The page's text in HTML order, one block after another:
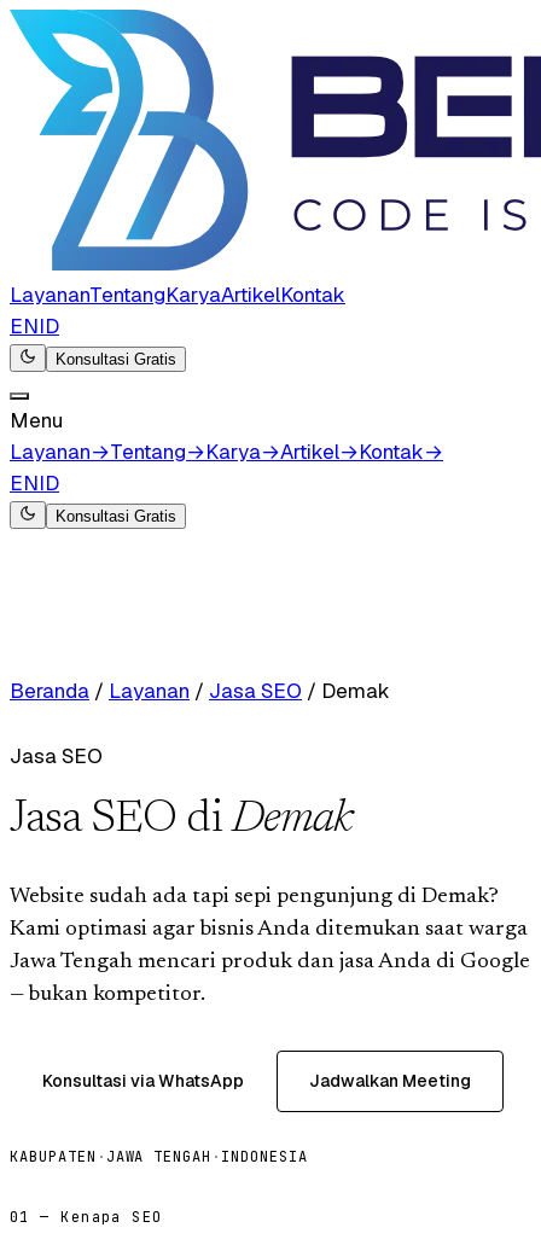
LayananTentangKaryaArtikelKontak
ENID
Konsultasi Gratis
Menu
Layanan→Tentang→Karya→Artikel→Kontak→
ENID
Konsultasi Gratis
Beranda / Layanan / Jasa SEO / Demak
Jasa SEO
Jasa SEO diDemak
Website sudah ada tapi sepi pengunjung di Demak?
Kami optimasi agar bisnis Anda ditemukan saat warga
Jawa Tengah mencari produk dan jasa Anda di Google
— bukan kompetitor.
Konsultasi via WhatsApp Jadwalkan Meeting
KABUPATEN · JAWA TENGAH · INDONESIA
01 — Kenapa SEO